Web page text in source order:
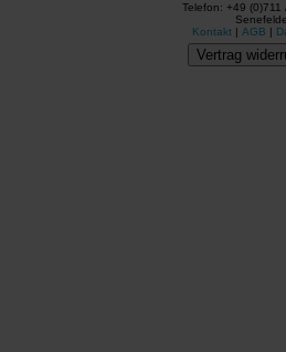
Telefon: +49
Kontakt | AGB |
Vertrag